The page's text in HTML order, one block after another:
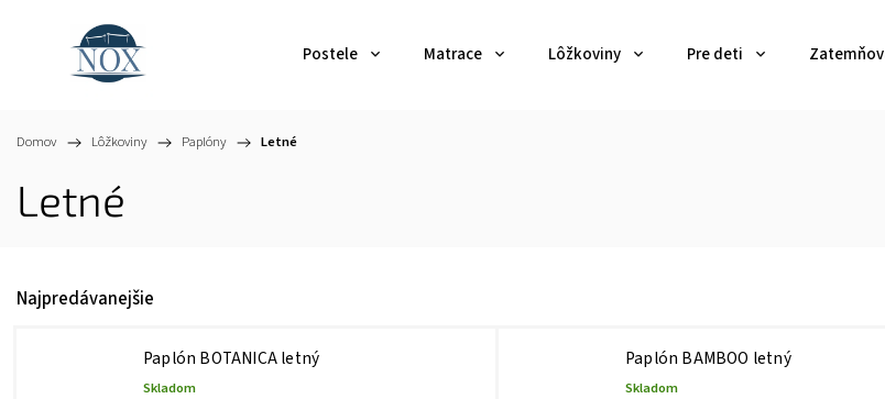
Postele Matrace Lôžkoviny Pre deti
Domov / Lôžkoviny / Paplóny / Letné
Letné
Najpredávanejšie
Paplón BOTANICA letný
Skladom
Paplón BAMBOO letný
Skladom